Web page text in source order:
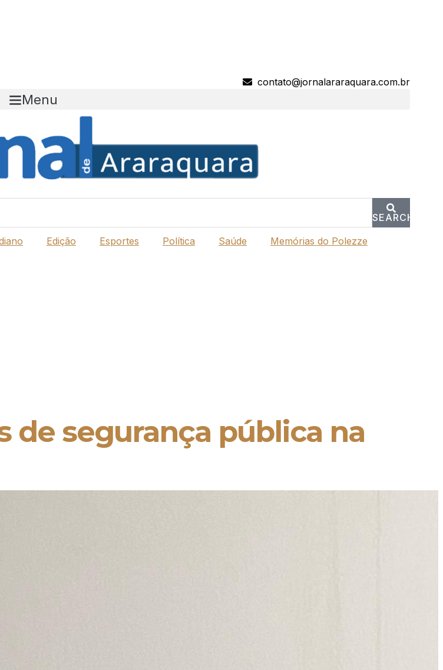
contato@jornalararaquara.com.br
Menu
SEARCH
Edição Esportes Política Saúde
Memórias do Polezze
de segurança pública na